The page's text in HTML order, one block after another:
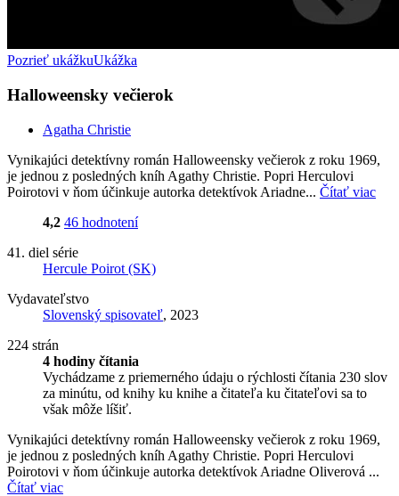
Pozrieť ukážkuUkážka
Halloweensky večierok
Agatha Christie
Vynikajúci detektívny román Halloweensky večierok z roku 1969,
je jednou z posledných kníh Agathy Christie. Popri Herculovi
Poirotovi v ňom účinkuje autorka detektívok Ariadne... Čítať viac
4,2 46 hodnotení
41. diel série
Hercule Poirot (SK)
Vydavateľstvo
Slovenský spisovateľ, 2023
224 strán
4 hodiny čítania
Vychádzame z priemerného údaju o rýchlosti čítania 230 slov
za minútu, od knihy ku knihe a čitateľa ku čitateľovi sa to
však môže líšiť.
Vynikajúci detektívny román Halloweensky večierok z roku 1969,
je jednou z posledných kníh Agathy Christie. Popri Herculovi
Poirotovi v ňom účinkuje autorka detektívok Ariadne Oliverová ...
Čítať viac